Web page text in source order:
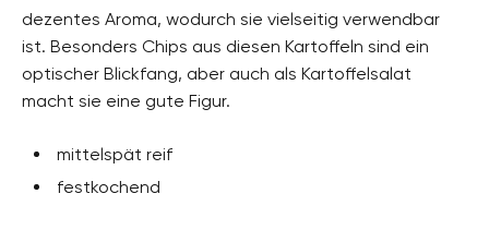
dezentes Aroma, wodurch sie vielseitig verwendbar
ist. Besonders Chips aus diesen Kartoffeln sind ein
optischer Blickfang, aber auch als Kartoffelsalat
macht sie eine gute Figur.
mittelspät reif
festkochend